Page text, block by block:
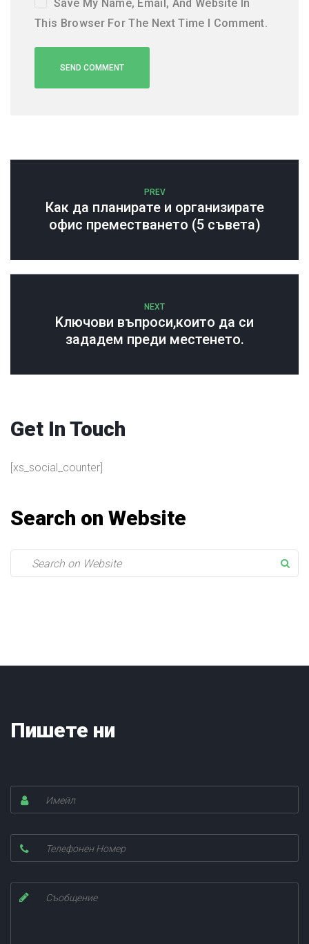
Save My Name, Email, And Website In
This Browser For The Next Time I Comment.
PREV
Как да планирате и организирате
офис преместването (5 съвета)
NEXT
Kлючови въпроси,които да си
зададем преди местенето.
Get In Touch
[xs_social_counter]
Search on Website
Пишете ни